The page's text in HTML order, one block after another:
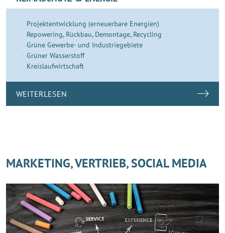
Projektentwicklung (erneuerbare Energien)
Repowering, Rückbau, Demontage, Recycling
Grüne Gewerbe- und Industriegebiete
Grüner Wasserstoff
Kreislaufwirtschaft
WEITERLESEN
MARKETING, VERTRIEB, SOCIAL MEDIA